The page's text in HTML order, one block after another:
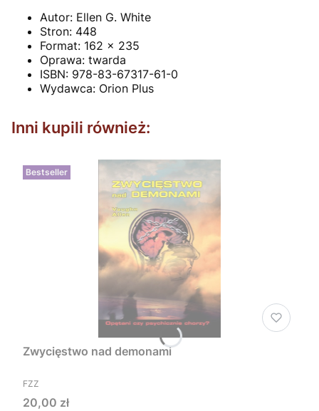
Autor: Ellen G. White
Stron: 448
Format: 162 x 235
Oprawa: twarda
ISBN: 978-83-67317-61-0
Wydawca: Orion Plus
Inni kupili również:
Bestseller
Zwycięstwo nad demonami
PRODUCENT
FZZ
Cena
20,00 zł